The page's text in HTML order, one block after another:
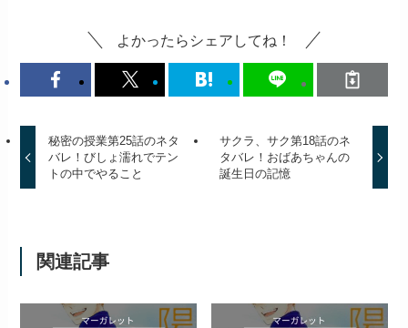
よかったらシェアしてね！
秘密の授業第25話のネタ
バレ！びしょ濡れでテン
トの中でやること
サクラ、サク第18話のネ
タバレ！おばあちゃんの
誕生日の記憶
関連記事